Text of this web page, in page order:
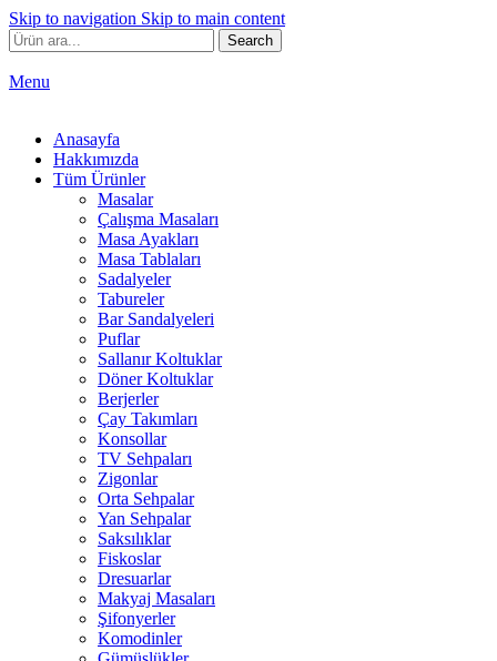
Skip to navigation Skip to main content
Search
Menu
Anasayfa
Hakkımızda
Tüm Ürünler
Masalar
Çalışma Masaları
Masa Ayakları
Masa Tablaları
Sadalyeler
Tabureler
Bar Sandalyeleri
Puflar
Sallanır Koltuklar
Döner Koltuklar
Berjerler
Çay Takımları
Konsollar
TV Sehpaları
Zigonlar
Orta Sehpalar
Yan Sehpalar
Saksılıklar
Fiskoslar
Dresuarlar
Makyaj Masaları
Şifonyerler
Komodinler